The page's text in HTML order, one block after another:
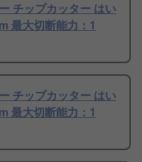
チップカッター はい
最大切断能力：1
チップカッター はい
最大切断能力：1